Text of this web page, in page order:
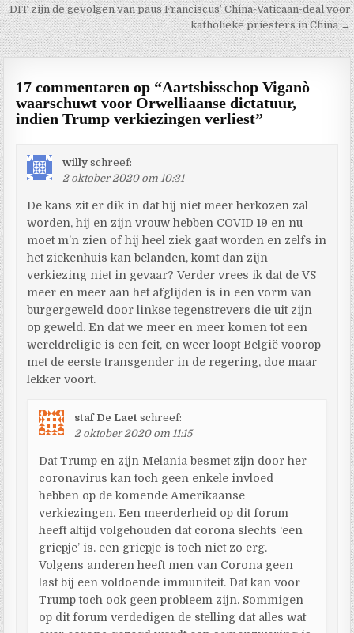
DIT zijn de gevolgen van paus Franciscus’ China-Vaticaan-deal voor
katholieke priesters in China →
17 commentaren op “Aartsbisschop Viganò
waarschuwt voor Orwelliaanse dictatuur,
indien Trump verkiezingen verliest”
willy schreef:
2 oktober 2020 om 10:31
De kans zit er dik in dat hij niet meer herkozen zal
worden, hij en zijn vrouw hebben COVID 19 en nu
moet m’n zien of hij heel ziek gaat worden en zelfs in
het ziekenhuis kan belanden, komt dan zijn
verkiezing niet in gevaar? Verder vrees ik dat de VS
meer en meer aan het afglijden is in een vorm van
burgergeweld door linkse tegenstrevers die uit zijn
op geweld. En dat we meer en meer komen tot een
wereldreligie is een feit, en weer loopt België voorop
met de eerste transgender in de regering, doe maar
lekker voort.
staf De Laet schreef:
2 oktober 2020 om 11:15
Dat Trump en zijn Melania besmet zijn door her
coronavirus kan toch geen enkele invloed
hebben op de komende Amerikaanse
verkiezingen. Een meerderheid op dit forum
heeft altijd volgehouden dat corona slechts ‘een
griepje’ is. een griepje is toch niet zo erg.
Volgens anderen heeft men van Corona geen
last bij een voldoende immuniteit. Dat kan voor
Trump toch ook geen probleem zijn. Sommigen
op dit forum verdedigen de stelling dat alles wat